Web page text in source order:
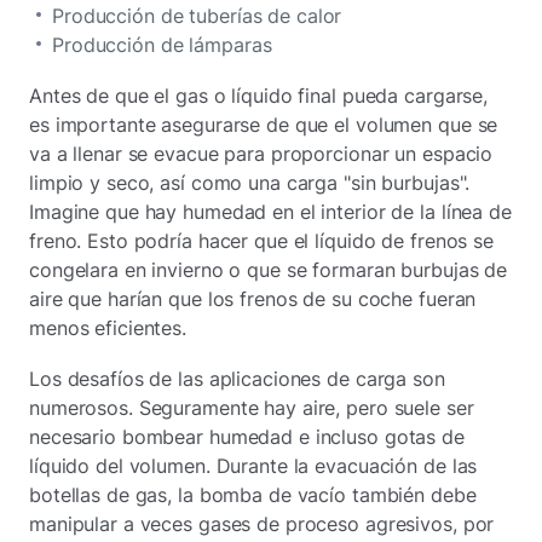
Producción de tuberías de calor
Producción de lámparas
Antes de que el gas o líquido final pueda cargarse,
es importante asegurarse de que el volumen que se
va a llenar se evacue para proporcionar un espacio
limpio y seco, así como una carga "sin burbujas".
Imagine que hay humedad en el interior de la línea de
freno. Esto podría hacer que el líquido de frenos se
congelara en invierno o que se formaran burbujas de
aire que harían que los frenos de su coche fueran
menos eficientes.
Los desafíos de las aplicaciones de carga son
numerosos. Seguramente hay aire, pero suele ser
necesario bombear humedad e incluso gotas de
líquido del volumen. Durante la evacuación de las
botellas de gas, la bomba de vacío también debe
manipular a veces gases de proceso agresivos, por